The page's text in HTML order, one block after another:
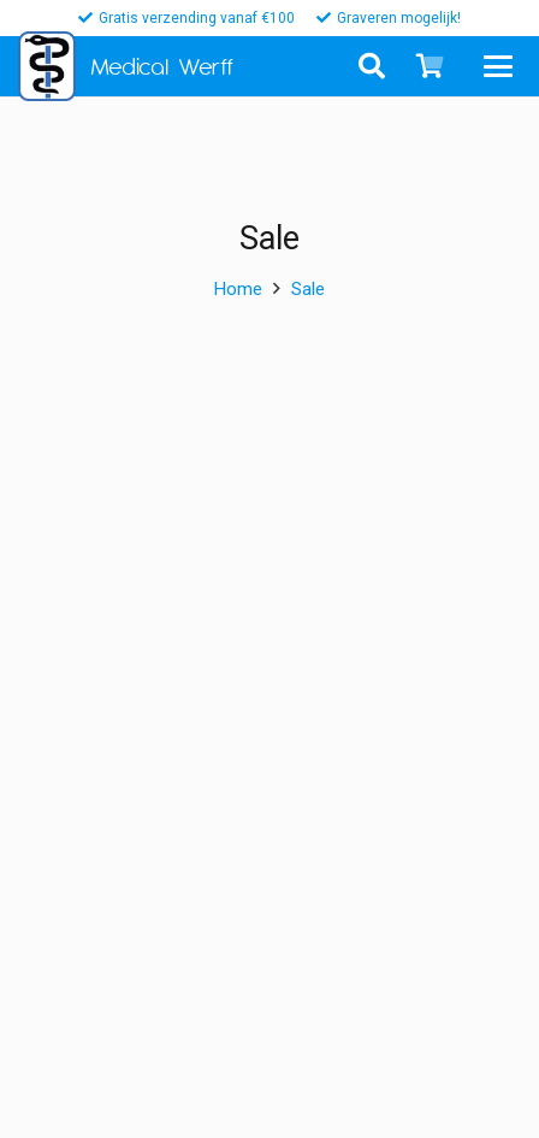
Gratis verzending vanaf €100 Graveren mogelijk!
Medical Werff
Sale
Home Sale